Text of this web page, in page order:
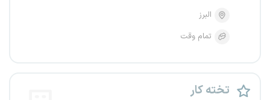
البرز
تمام وقت
تخته کار